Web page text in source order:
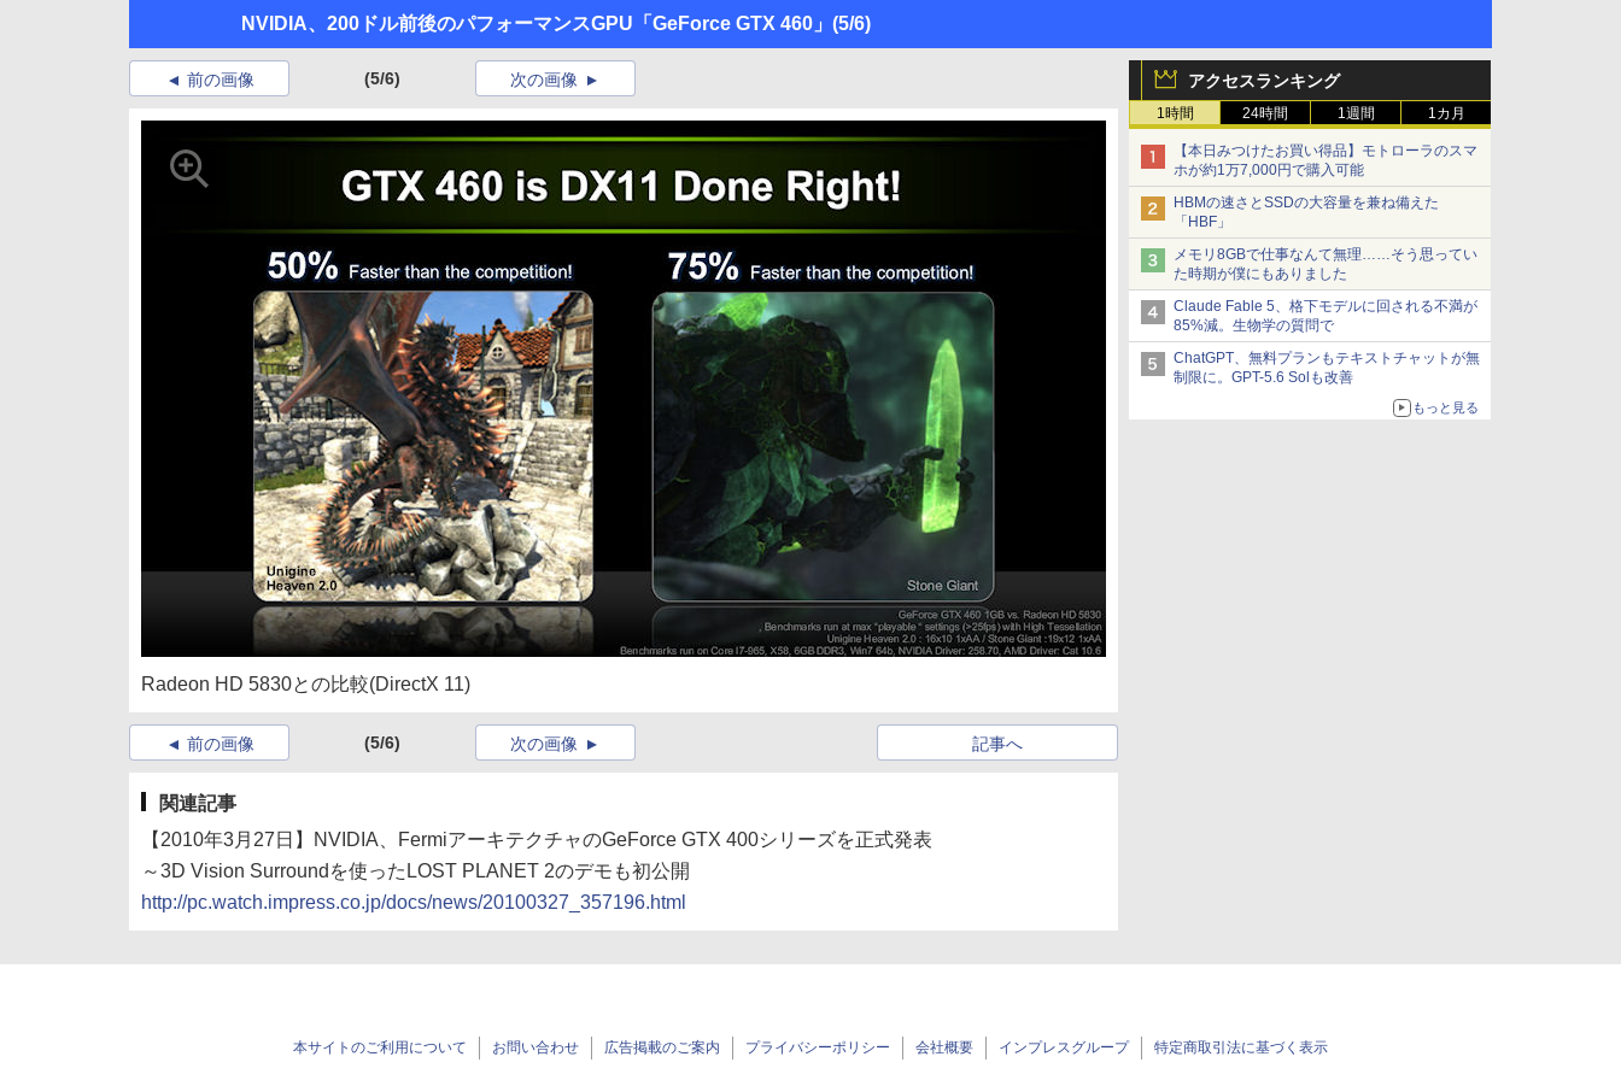
NVIDIA、200ドル前後のパフォーマンスGPU「GeForce GTX 460」 (5/6)
アクセスランキング
1時間 24時間 1週間 1カ月
【本日みつけたお買い得品】モトローラのスマ
ホが約1万7,000円で購入可能
HBMの速さとSSDの大容量を兼ね備えた
「HBF」
メモリ8GBで仕事なんて無理……そう思ってい
た時期が僕にもありました
Claude Fable 5、格下モデルに回される不満が
85%減。生物学の質問で
ChatGPT、無料プランもテキストチャットが無
制限に。GPT-5.6 Solも改善
もっと見る
前の画像 (5/6) 次の画像
Radeon HD 5830との比較(DirectX 11)
前の画像 (5/6) 記事へ
次の画像
関連記事
【2010年3月27日】NVIDIA、FermiアーキテクチャのGeForce GTX 400シリーズを正式発表
～3D Vision Surroundを使ったLOST PLANET 2のデモも初公開
http://pc.watch.impress.co.jp/docs/news/20100327_357196.html
本サイトのご利用について お問い合わせ 広告掲載のご案内 プライバシーポリシー 会社概要 インプレスグループ 特定商取引法に基づく表示